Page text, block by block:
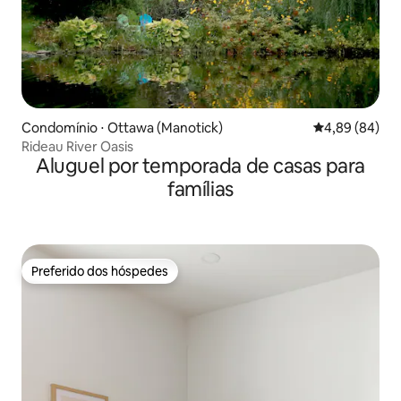
Condomínio ⋅ Ottawa (Manotick) 4,89 de uma
4,89 (84)
Rideau River Oasis
Aluguel por temporada de casas para
famílias
Preferido dos hóspedes
Preferido dos hóspedes